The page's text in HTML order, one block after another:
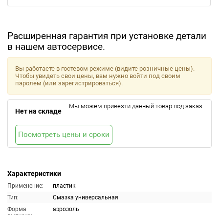
Расширенная гарантия при установке детали
в нашем автосервисе.
Характеристики
Применение:
пластик
Тип:
Смазка универсальная
Форма
аэрозоль
Вы работаете в гостевом режиме (видите розничные цены).
Чтобы увидеть свои цены, вам нужно войти под своим
паролем (или зарегистрироваться).
Нет на складе
Мы можем привезти данный товар под заказ.
Посмотреть цены и сроки